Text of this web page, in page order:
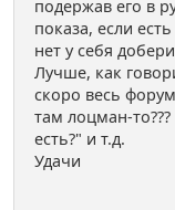
подержав его в
показа, если
нет у себя
Лучше, как
скоро весь
там лоцман-
есть?" и т.д.
Удачи